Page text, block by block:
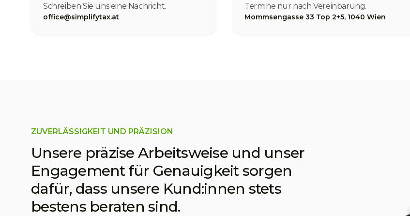
Schreiben Sie uns eine Nachricht.
office@simplifytax.at
Termine nur nach Vereinbarung.
Mommsengasse 33 Top 2+5, 1040 Wien
ZUVERLÄSSIGKEIT UND PRÄZISION
Unsere präzise Arbeitsweise und unser
Engagement für Genauigkeit sorgen
dafür, dass unsere Kund:innen stets
bestens beraten sind.